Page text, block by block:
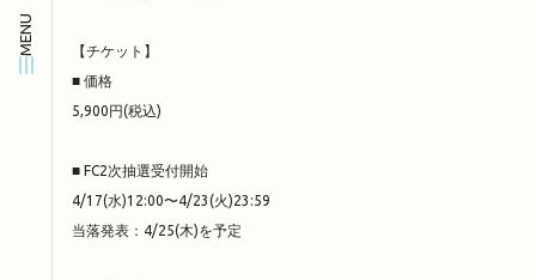
MENU
【チケット】
■ 価格
5,900円(税込)
■ FC2次抽選受付開始
4/17(水)12:00〜4/23(火)23:59
当落発表：4/25(木)を予定